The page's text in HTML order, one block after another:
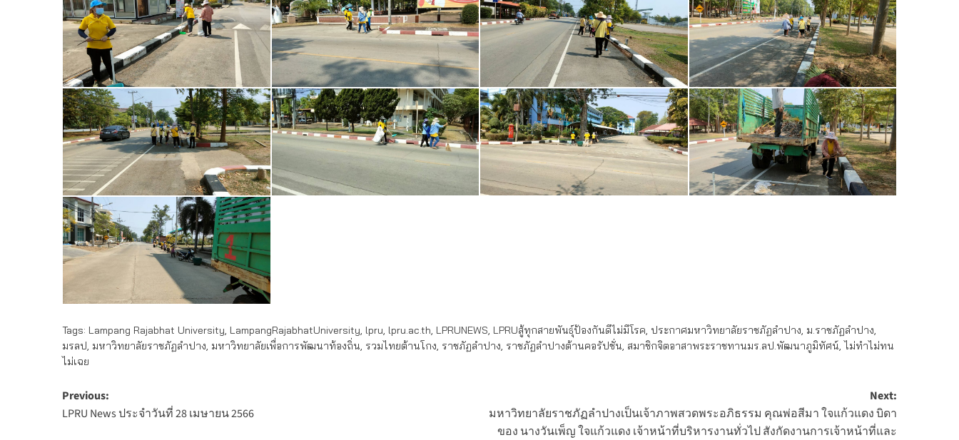
Tags: Lampang Rajabhat University, LampangRajabhatUniversity, lpru, lpru.ac.th, LPRUNEWS, LPRUสู้ทุกสายพันธุ์ป้องกันดีไม่มีโรค, ประกาศมหาวิทยาลัยราชภัฏลำปาง, ม.ราชภัฏลำปาง,
มรลป, มหาวิทยาลัยราชภัฏลำปาง, มหาวิทยาลัยเพื่อการพัฒนาท้องถิ่น, รวมไทยต้านโกง, ราชภัฏลำปาง, ราชภัฏลำปางต้านคอรัปชั่น, สมาชิกจิตอาสาพระราชทานมร.ลป.พัฒนาภูมิทัศน์, ไม่ทำไม่ทน
ไม่เฉย
Post
navigation
Previous:
LPRU News ประจำวันที่ 28 เมษายน 2566
Next:
มหาวิทยาลัยราชภัฏลำปางเป็นเจ้าภาพสวดพระอภิธรรม คุณพ่อสีมา ใจแก้วแดง บิดา
ของ นางวันเพ็ญ ใจแก้วแดง เจ้าหน้าที่บริหารงานทั่วไป สังกัดงานการเจ้าหน้าที่และ